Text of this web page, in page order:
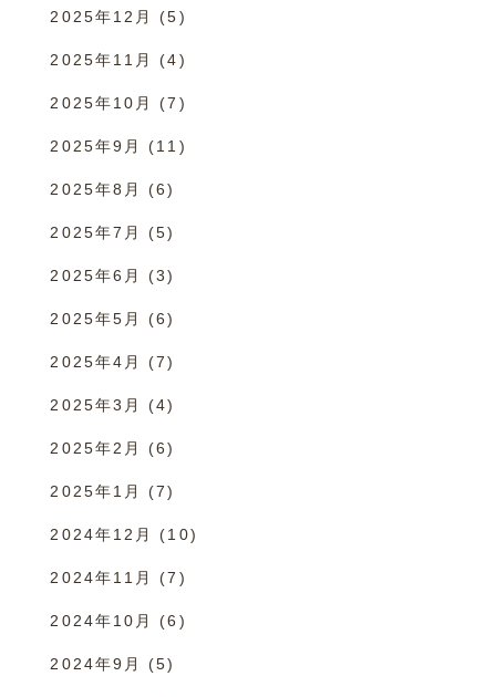
2025年12月 (5)
2025年11月 (4)
2025年10月 (7)
2025年9月 (11)
2025年8月 (6)
2025年7月 (5)
2025年6月 (3)
2025年5月 (6)
2025年4月 (7)
2025年3月 (4)
2025年2月 (6)
2025年1月 (7)
2024年12月 (10)
2024年11月 (7)
2024年10月 (6)
2024年9月 (5)